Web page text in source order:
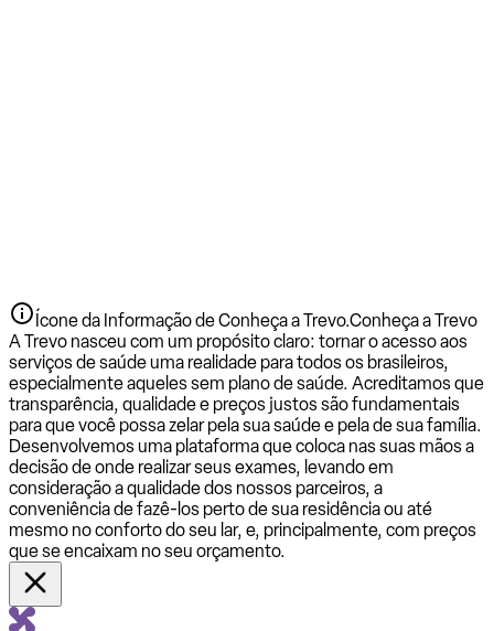
Ícone da Informação de Conheça a Trevo.Conheça a Trevo
A Trevo nasceu com um propósito claro: tornar o acesso aos
serviços de saúde uma realidade para todos os brasileiros,
especialmente aqueles sem plano de saúde. Acreditamos que
transparência, qualidade e preços justos são fundamentais
para que você possa zelar pela sua saúde e pela de sua família.
Desenvolvemos uma plataforma que coloca nas suas mãos a
decisão de onde realizar seus exames, levando em
consideração a qualidade dos nossos parceiros, a
conveniência de fazê-los perto de sua residência ou até
mesmo no conforto do seu lar, e, principalmente, com preços
que se encaixam no seu orçamento.